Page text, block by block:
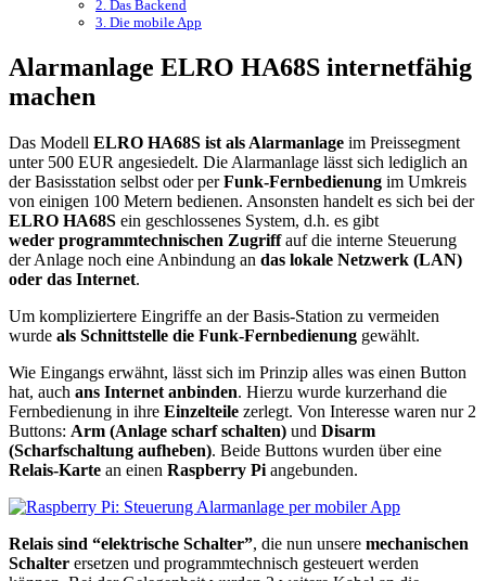
2. Das Backend
3. Die mobile App
Alarmanlage ELRO HA68S internetfähig
machen
Das Modell ELRO HA68S ist als Alarmanlage im Preissegment
unter 500 EUR angesiedelt. Die Alarmanlage lässt sich lediglich an
der Basisstation selbst oder perFunk-Fernbedienung im Umkreis
von einigen 100 Metern bedienen. Ansonsten handelt es sich bei der
ELRO HA68S ein geschlossenes System, d.h. es gibt
weder programmtechnischen Zugriffauf die interne Steuerung
der Anlage noch eine Anbindung an das lokale Netzwerk (LAN)
oder das Internet.
Um kompliziertere Eingriffe an der Basis-Station zu vermeiden
wurde als Schnittstelle die Funk-Fernbedienung gewählt.
Wie Eingangs erwähnt, lässt sich im Prinzip alles was einen Button
hat, auch ans Internet anbinden. Hierzu wurde kurzerhand die
Fernbedienung in ihre Einzelteile zerlegt. Von Interesse waren nur 2
Buttons: Arm (Anlage scharf schalten) und Disarm
(Scharfschaltung aufheben). Beide Buttons wurden über eine
Relais-Karte an einen Raspberry Pi angebunden.
Relais sind “elektrische Schalter”, die nun unsere mechanischen
Schalter ersetzen und programmtechnisch gesteuert werden